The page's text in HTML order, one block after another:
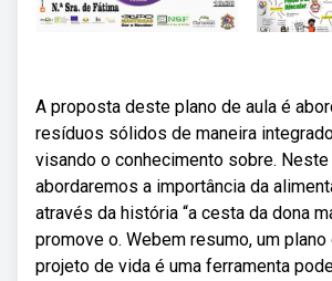
A proposta deste plano de aula é
resíduos sólidos de maneira
visando o conhecimento sobre. Neste
abordaremos a importância da
através da história “a cesta da dona
promove o. Webem resumo, um
projeto de vida é uma ferramenta